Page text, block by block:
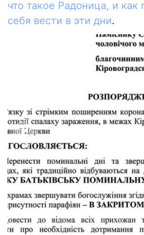
что такое Радоница, и как
себя вести в эти дни.